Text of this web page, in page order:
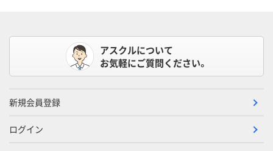
アスクルについて
お気軽にご質問ください。
新規会員登録
ログイン